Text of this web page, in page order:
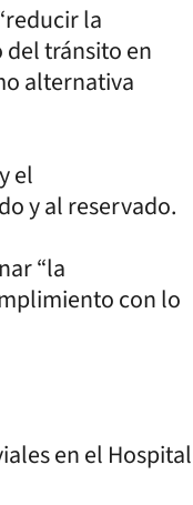
la
tránsito en
alternativa
el
y al reservado.
“la
con lo
en el Hospital